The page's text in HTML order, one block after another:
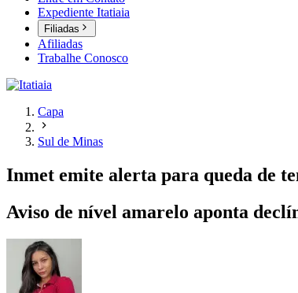
Expediente Itatiaia
Filiadas
Afiliadas
Trabalhe Conosco
Capa
Sul de Minas
Inmet emite alerta para queda de
Aviso de nível amarelo aponta